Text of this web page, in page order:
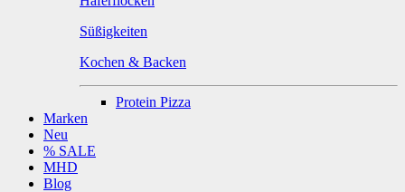
Süßigkeiten
Kochen & Backen
Protein Pizza
Marken
Neu
% SALE
MHD
Blog